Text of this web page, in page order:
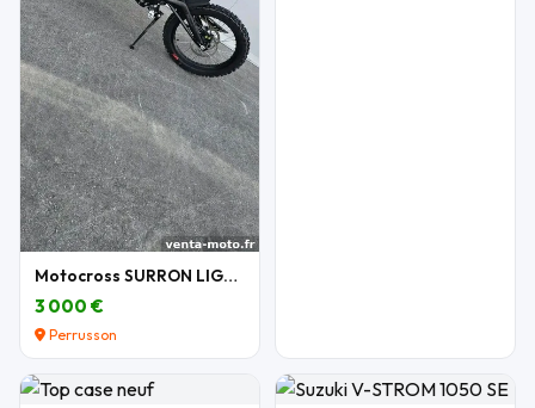
Motocross SURRON LIGHT BEE X 2026
3 000 €
Perrusson